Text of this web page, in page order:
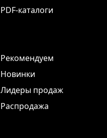
PDF-каталоги
Рекомендуем
Новинки
Лидеры продаж
Распродажа